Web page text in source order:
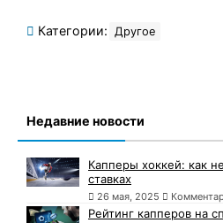
Категории: Другое
Недавние новости
Капперы хоккей: как
ставках
26 мая, 2025
Рейтинг капперов на